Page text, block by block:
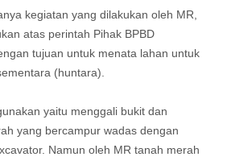
kegiatan yang dilakukan oleh MR,
atas perintah Pihak BPBD
tujuan untuk menata lahan untuk
(huntara).
yaitu menggali bukit dan
yang bercampur wadas dengan
Namun oleh MR tanah merah